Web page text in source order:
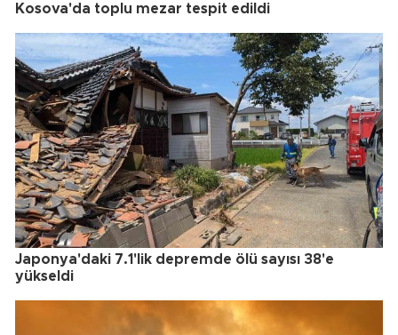
Kosova'da toplu mezar tespit edildi
Japonya'daki 7.1'lik depremde ölü sayısı 38'e
yükseldi